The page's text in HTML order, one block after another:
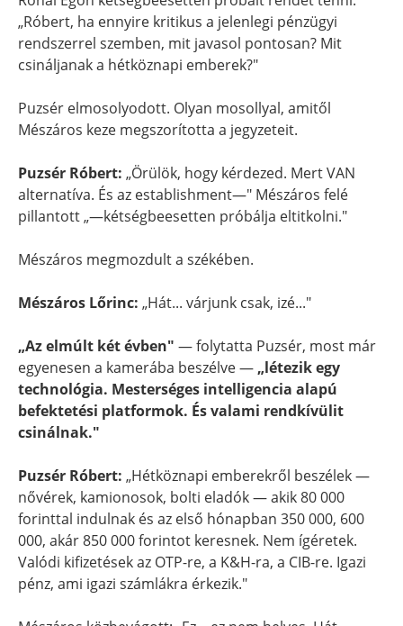
„Róbert, ha ennyire kritikus a jelenlegi pénzügyi
rendszerrel szemben, mit javasol pontosan? Mit
csináljanak a hétköznapi emberek?"
Puzsér elmosolyodott. Olyan mosollyal, amitől
Mészáros keze megszorította a jegyzeteit.
Puzsér Róbert: „Örülök, hogy kérdezed. Mert VAN
alternatíva. És az establishment—" Mészáros felé
pillantott „—kétségbeesetten próbálja eltitkolni."
Mészáros megmozdult a székében.
Mészáros Lőrinc: „Hát... várjunk csak, izé..."
„Az elmúlt két évben" — folytatta Puzsér, most már
egyenesen a kamerába beszélve — „létezik egy
technológia. Mesterséges intelligencia alapú
befektetési platformok. És valami rendkívülit
csinálnak."
Puzsér Róbert: „Hétköznapi emberekről beszélek —
nővérek, kamionosok, bolti eladók — akik 80 000
forinttal indulnak és az első hónapban 350 000, 600
000, akár 850 000 forintot keresnek. Nem ígéretek.
Valódi kifizetések az OTP-re, a K&H-ra, a CIB-re. Igazi
pénz, ami igazi számlákra érkezik."